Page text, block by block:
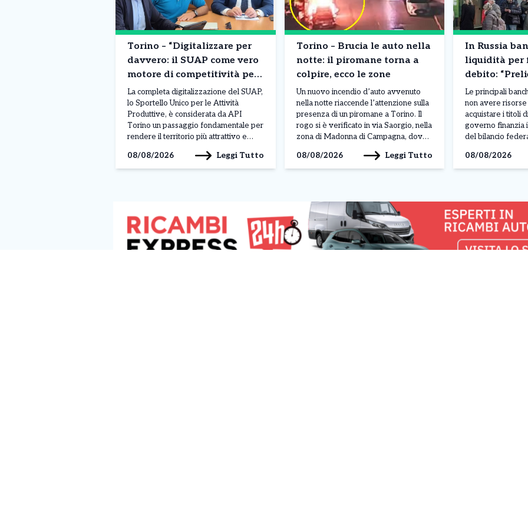
Torino – “Digitalizzare per
davvero: il SUAP come vero
motore di competitività per
la città”
La completa digitalizzazione del SUAP,
lo Sportello Unico per le Attività
Produttive, è considerata da API
Torino un passaggio fondamentale per
rendere il territorio più attrattivo e
pubblica amministrazione. Il tema è
stato al centro di un incontro con
08/08/2026 Leggi Tutto
Torino – Brucia le auto nella
notte: il piromane torna a
colpire, ecco le zone
Un nuovo incendio d’auto avvenuto
nella notte riaccende l’attenzione sulla
presenza di un piromane a Torino. Il
rogo si è verificato in via Saorgio, nella
zona di Madonna di Campagna, dove
completamente distrutta dalle fiamme.
Il fuoco ha inoltre rischiato di
08/08/2026 Leggi Tutto
In Russia
liquidità per
debito:
contanti”.
succedendo
Le principali
non avere
acquistare i titoli
governo finanzia
del bilancio
da Taras
direttore
ha evidenziato
capacità di
08/08/2026